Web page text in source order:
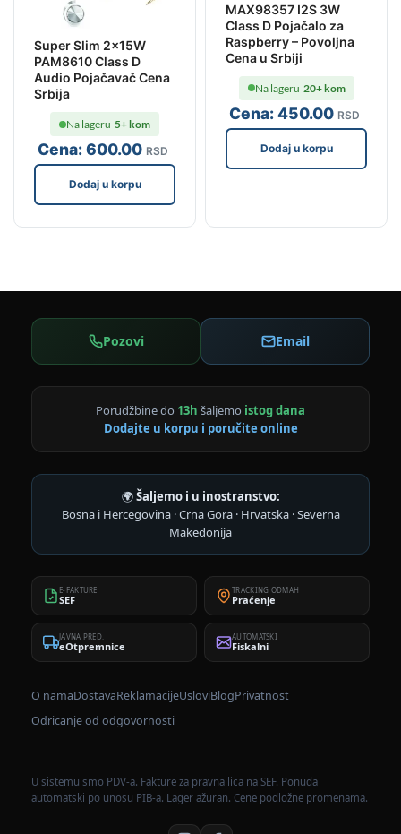
Super Slim 2x15W
PAM8610 Class D
Audio Pojačavač Cena
Srbija
Cena:600.00 RSD
Na lageru 5+ kom
Dodaj u korpu
MAX98357 I2S 3W
Class D Pojačalo za
Raspberry – Povoljna
Cena u Srbiji
Cena:450.00 RSD
Na lageru 20+ kom
Dodaj u korpu
Pozovi Email
Porudžbine do 13h šaljemo istog dana
Dodajte u korpu i poručite online
🌍Šaljemo i u inostranstvo:
Bosna i Hercegovina · Crna Gora · Hrvatska · Severna
Makedonija
E-FAKTURE
SEF
TRACKING ODMAH
Praćenje
JAVNA PRED.
eOtpremnice
AUTOMATSKI
Fiskalni
O namaDostavaReklamacijeUsloviBlogPrivatnost
Odricanje od odgovornosti
U sistemu smo PDV-a. Fakture za pravna lica na SEF. Ponuda
automatski po unosu PIB-a. Lager ažuran. Cene podložne promenama.